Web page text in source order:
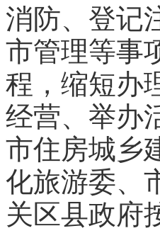
消防、登记
市管理等事
程，缩短办
经营、举办
市住房城乡
化旅游委、
关区县政府